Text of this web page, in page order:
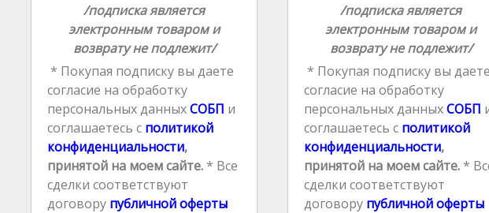
/подписка является
электронным товаром и
возврату не подлежит/
* Покупая подписку вы даете
согласие на обработку
персональных данныхСОБП и
соглашаетесь сполитикой
конфиденциальности,
принятой на моем сайте.* Все
сделки соответствуют
договору публичной оферты
/подписка является
электронным товаром и
возврату не подлежит/
* Покупая подписку вы даете
согласие на обработку
персональных данныхСОБП
соглашаетесь сполитикой
конфиденциальности,
принятой на моем сайте.*
сделки соответствуют
договору публичной оферты